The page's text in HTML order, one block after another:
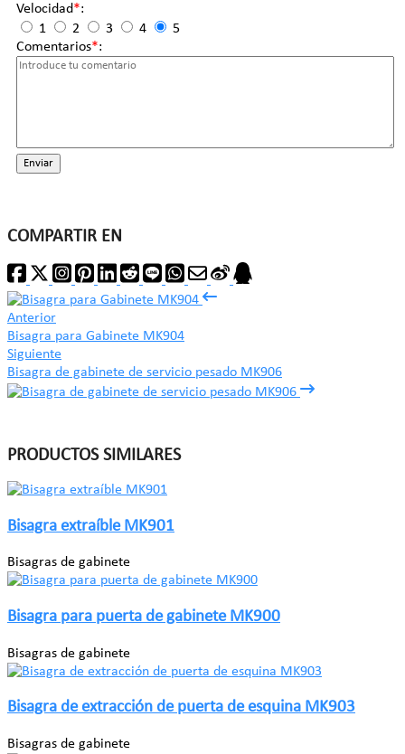
Velocidad*:
1
2 3 4
5
Comentarios*:
Enviar
COMPARTIR EN
Anterior
Bisagra para Gabinete MK904
Siguiente
Bisagra de gabinete de servicio pesado MK906
PRODUCTOS SIMILARES
Bisagra extraíble MK901
Bisagras de gabinete
Bisagra para puerta de gabinete MK900
Bisagras de gabinete
Bisagra de extracción de puerta de esquina MK903
Bisagras de gabinete